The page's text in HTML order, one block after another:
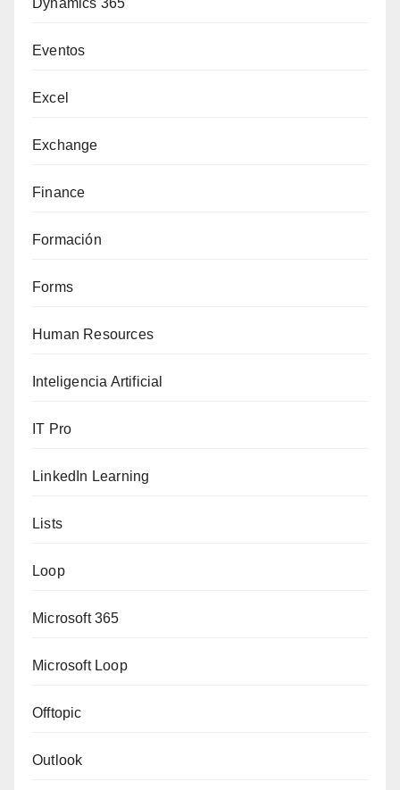
Dynamics 365
Eventos
Excel
Exchange
Finance
Formación
Forms
Human Resources
Inteligencia Artificial
IT Pro
LinkedIn Learning
Lists
Loop
Microsoft 365
Microsoft Loop
Offtopic
Outlook